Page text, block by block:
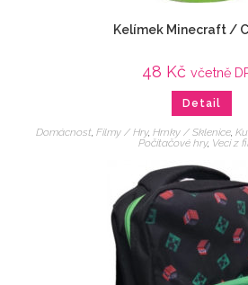
Kelímek Minecraft /
48 Kč včetně
Detail
Domácnost, Filmy / Hry, Hrnky / Sklenice,
Počítačové hry, Veci z